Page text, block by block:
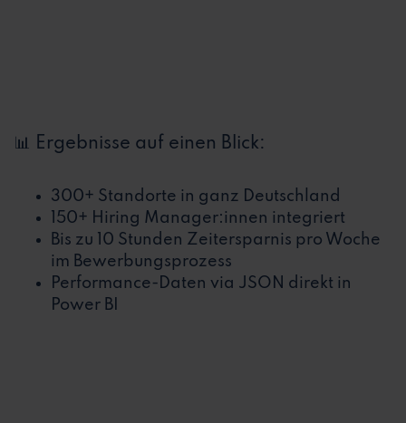
📊 Ergebnisse auf einen Blick:
300+ Standorte in ganz Deutschland
150+ Hiring Manager:innen integriert
Bis zu 10 Stunden Zeitersparnis pro Woche
im Bewerbungsprozess
Performance-Daten via JSON direkt in
Power BI